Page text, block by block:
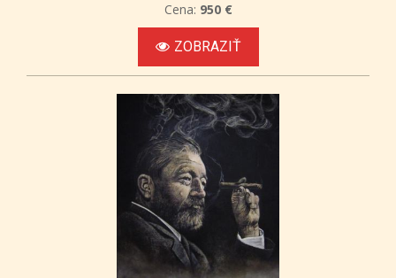
Cena: 950 €
ZOBRAZIŤ